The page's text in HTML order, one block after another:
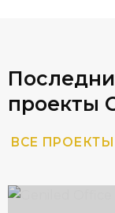
проекты
ВСЕ ПРОЕКТЫ